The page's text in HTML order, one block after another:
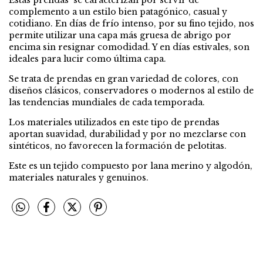
complemento a un estilo bien patagónico, casual y
cotidiano. En días de frío intenso, por su fino tejido, nos
permite utilizar una capa más gruesa de abrigo por
encima sin resignar comodidad. Y en días estivales, son
ideales para lucir como última capa.
Se trata de prendas en gran variedad de colores, con
diseños clásicos, conservadores o modernos al estilo de
las tendencias mundiales de cada temporada.
Los materiales utilizados en este tipo de prendas
aportan suavidad, durabilidad y por no mezclarse con
sintéticos, no favorecen la formación de pelotitas.
Este es un tejido compuesto por lana merino y algodón,
materiales naturales y genuinos.